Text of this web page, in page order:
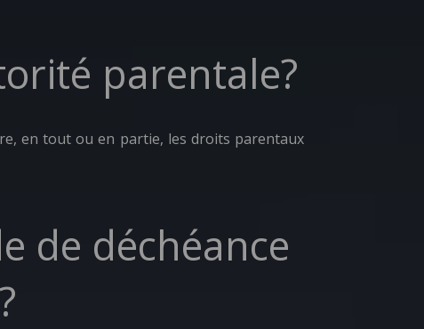
parentale?
en tout ou en partie, les droits parentaux
de déchéance